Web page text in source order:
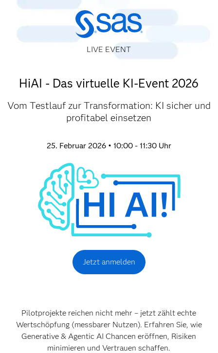
LIVE EVENT
HiAI - Das virtuelle KI-Event 2026
Vom Testlauf zur Transformation: KI sicher und
profitabel einsetzen
25. Februar 2026 • 10:00 - 11:30 Uhr
Jetzt anmelden
Pilotprojekte reichen nicht mehr – jetzt zählt echte
Wertschöpfung (messbarer Nutzen). Erfahren Sie, wie
Generative & Agentic AI Chancen eröffnen, Risiken
minimieren und Vertrauen schaffen.